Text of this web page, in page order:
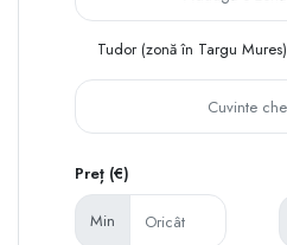
Tudor (zonă în Targu Mures)
Preț (€)
Min